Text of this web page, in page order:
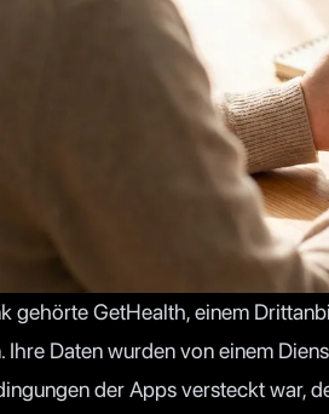
gehörte GetHealth, einem
Ihre Daten wurden von einem
der Apps versteckt war,